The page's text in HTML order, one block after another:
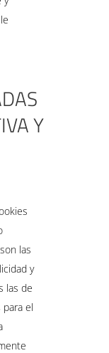
Y
las
y
las de
el